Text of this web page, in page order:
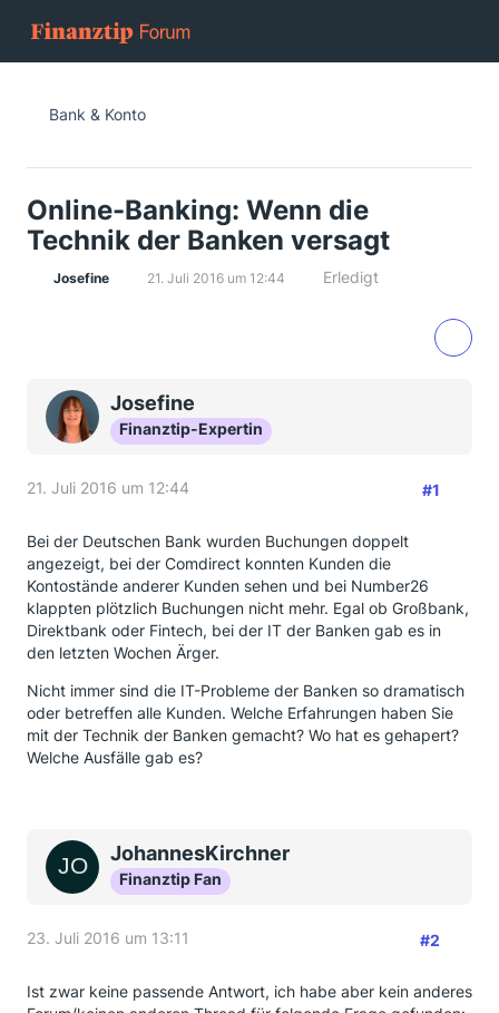
Bank & Konto
Online-Banking: Wenn die
Technik der Banken versagt
Josefine 21. Juli 2016 um 12:44 Erledigt
Josefine
Finanztip-Expertin
21. Juli 2016 um 12:44 #1
Bei der Deutschen Bank wurden Buchungen doppelt
angezeigt, bei der Comdirect konnten Kunden die
Kontostände anderer Kunden sehen und bei Number26
klappten plötzlich Buchungen nicht mehr. Egal ob Großbank,
Direktbank oder Fintech, bei der IT der Banken gab es in
den letzten Wochen Ärger.
Nicht immer sind die IT-Probleme der Banken so dramatisch
oder betreffen alle Kunden. Welche Erfahrungen haben Sie
mit der Technik der Banken gemacht? Wo hat es gehapert?
Welche Ausfälle gab es?
JohannesKirchner
Finanztip Fan
23. Juli 2016 um 13:11 #2
Ist zwar keine passende Antwort, ich habe aber kein anderes